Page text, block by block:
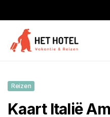
Reizen
Kaart Italië